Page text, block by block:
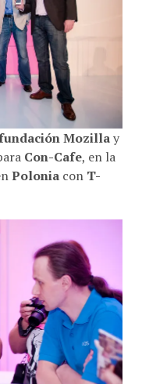
fundación Mozillay
Con-Cafe, en la
Polonia con T-